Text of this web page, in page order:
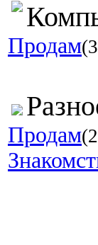
Продам
Продам